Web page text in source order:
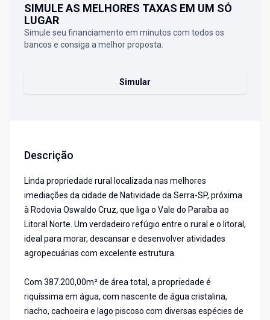
SIMULE AS MELHORES TAXAS EM UM SÓ
LUGAR
Simule seu financiamento em minutos com todos os
bancos e consiga a melhor proposta.
Simular
Descrição
Linda propriedade rural localizada nas melhores
imediações da cidade de Natividade da Serra-SP, próxima
à Rodovia Oswaldo Cruz, que liga o Vale do Paraíba ao
Litoral Norte. Um verdadeiro refúgio entre o rural e o litoral,
ideal para morar, descansar e desenvolver atividades
agropecuárias com excelente estrutura.
Com 387.200,00m² de área total, a propriedade é
riquíssima em água, com nascente de água cristalina,
riacho, cachoeira e lago piscoso com diversas espécies de